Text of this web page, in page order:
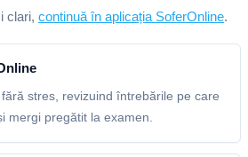
clari, continuă în aplicația SoferOnline.
stres, revizuind întrebările pe care
mergi pregătit la examen.